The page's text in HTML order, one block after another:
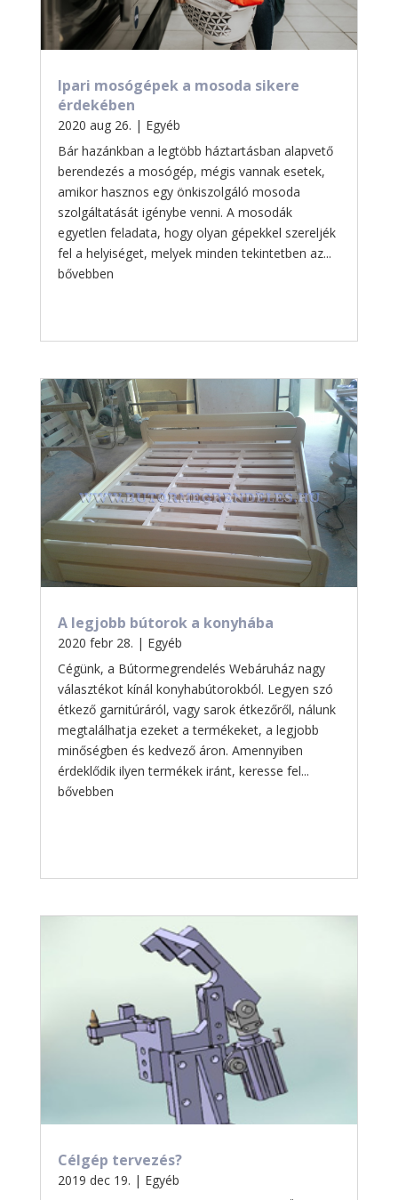
Ipari mosógépek a mosoda sikere
érdekében
2020 aug 26. | Egyéb
Bár hazánkban a legtöbb háztartásban alapvető
berendezés a mosógép, mégis vannak esetek,
amikor hasznos egy önkiszolgáló mosoda
szolgáltatását igénybe venni. A mosodák
egyetlen feladata, hogy olyan gépekkel szereljék
fel a helyiséget, melyek minden tekintetben az...
bővebben
A legjobb bútorok a konyhába
2020 febr 28. | Egyéb
Cégünk, a Bútormegrendelés Webáruház nagy
választékot kínál konyhabútorokból. Legyen szó
étkező garnitúráról, vagy sarok étkezőről, nálunk
megtalálhatja ezeket a termékeket, a legjobb
minőségben és kedvező áron. Amennyiben
érdeklődik ilyen termékek iránt, keresse fel...
bővebben
Célgép tervezés?
2019 dec 19. | Egyéb